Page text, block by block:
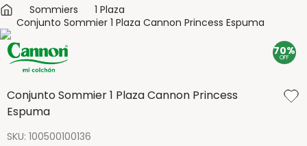
Sommiers
1 Plaza
Conjunto Sommier 1 Plaza Cannon Princess Espuma
70%
OFF
Conjunto Sommier 1 Plaza Cannon Princess
Espuma
SKU: 100500100136